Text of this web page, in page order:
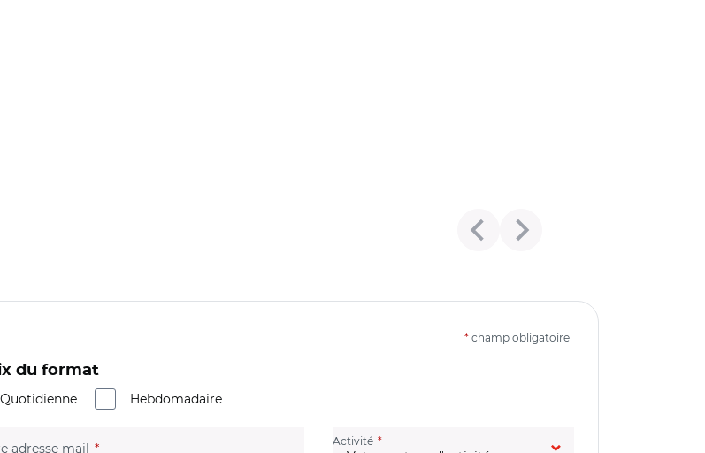
* champ obligatoire
du format
Quotidienne
Hebdomadaire
adresse mail (champ obligatoire) Activité (champ obligatoire)